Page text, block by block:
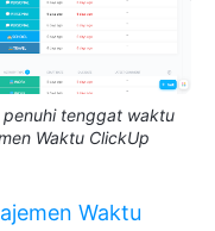
tenggat waktu
Waktu ClickUp
Waktu